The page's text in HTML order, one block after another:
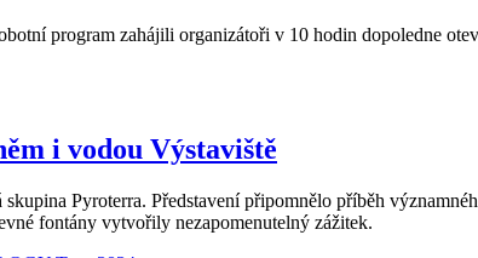
program zahájili organizátoři v 10 hodin dopoledne
i vodou Výstaviště
Pyroterra. Představení připomnělo příběh
fontány vytvořily nezapomenutelný zážitek.